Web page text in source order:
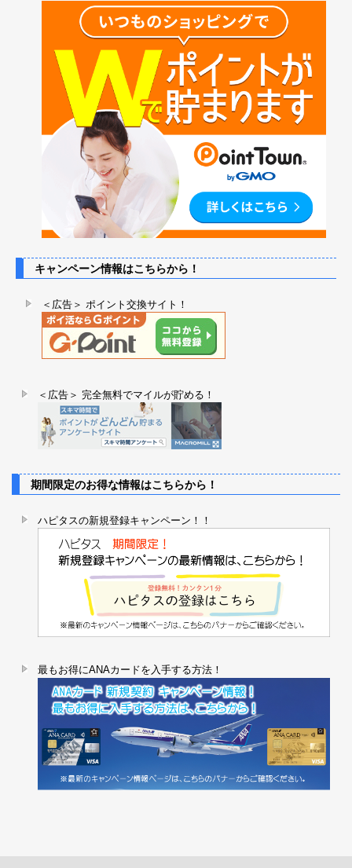
キャンペーン情報はこちらから！
＜広告＞ ポイント交換サイト！
＜広告＞ 完全無料でマイルが貯める！
期間限定のお得な情報はこちらから！
ハピタスの新規登録キャンペーン！！
最もお得にANAカードを入手する方法！